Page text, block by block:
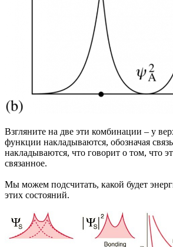
Взгляните на две эти комбинации – у
функции накладываются, обозначая
накладываются, что говорит о том, что
связанное.
Мы можем подсчитать, какой будет
этих состояний.